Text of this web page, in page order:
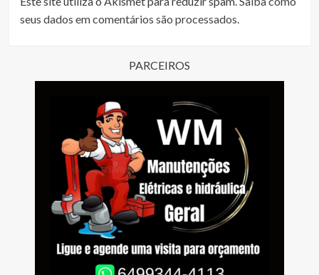
seus dados em comentários são processados.
PARCEIROS